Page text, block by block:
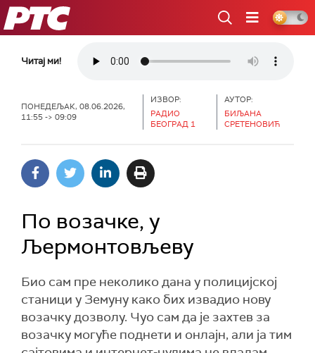
РТС
Читај ми!
ПОНЕДЕЉАК, 08.06.2026,
11:55 -> 09:09
ИЗВОР:
РАДИО
БЕОГРАД 1
АУТОР:
БИЉАНА
СРЕТЕНОВИЋ
По возачке, у
Љермонтовљеву
Био сам пре неколико дана у полицијској
станици у Земуну како бих извадио нову
возачку дозволу. Чуо сам да је захтев за
возачку могуће поднети и онлајн, али ја тим